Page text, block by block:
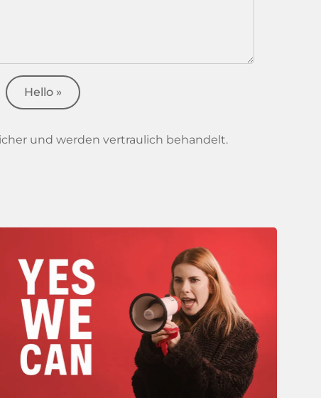
Hello »
und werden vertraulich behandelt.